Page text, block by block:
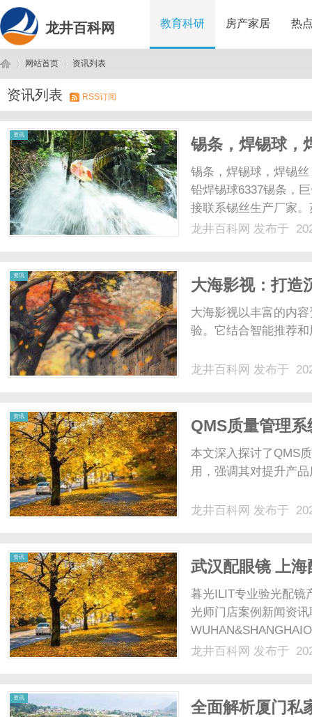
龙井百科网 教育科研 房产家居 热
龙 ›
网站首页
›
资讯列表
资讯列表 RSS订阅
资讯
锡条，焊锡球，
条，巨一，焊锡
锡条，焊锡球，焊锡
铅焊锡球6337锡条，
接联系锡丝生产厂家
龙井百科网 发布于
资讯
大海影视：打造
大海影视以丰富的内
验。它结合智能推荐
龙井百科网 发布于
资讯
QMS质量管理
本文深入探讨了QMS
用，强调其对提升产
龙井百科网 发布于
资讯
武汉配眼镜 上海
暮光ILIT专业验光配镜
光师门店案例新闻资
配镜的写字楼眼镜店
龙井百科网 发布于
资讯
全面解析厦门私